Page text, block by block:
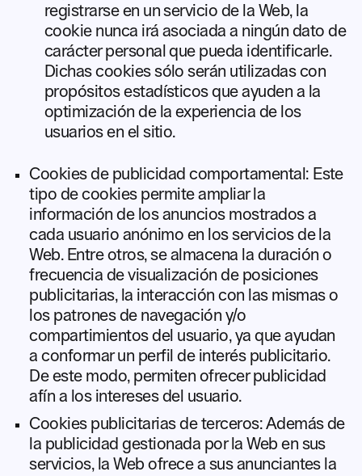
registrarse en un servicio de la Web, la
cookie nunca irá asociada a ningún dato de
carácter personal que pueda identificarle.
Dichas cookies sólo serán utilizadas con
propósitos estadísticos que ayuden a la
optimización de la experiencia de los
usuarios en el sitio.
Cookies de publicidad comportamental: Este
tipo de cookies permite ampliar la
información de los anuncios mostrados a
cada usuario anónimo en los servicios de la
Web. Entre otros, se almacena la duración o
frecuencia de visualización de posiciones
publicitarias, la interacción con las mismas o
los patrones de navegación y/o
compartimientos del usuario, ya que ayudan
a conformar un perfil de interés publicitario.
De este modo, permiten ofrecer publicidad
afín a los intereses del usuario.
Cookies publicitarias de terceros: Además de
la publicidad gestionada por la Web en sus
servicios, la Web ofrece a sus anunciantes la